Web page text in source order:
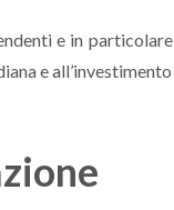
e in particolare
e all’investimento